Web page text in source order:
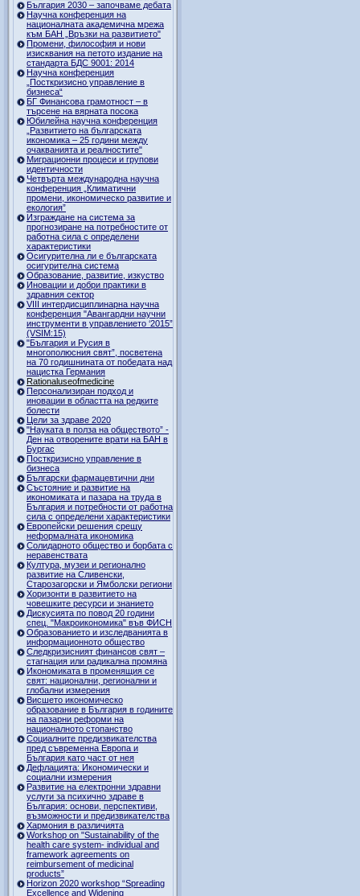
България 2030 – започваме дебата
Научна конференция на
националната академична мрежа
към БАН „Връзки на развитието"
Промени, философия и нови
изисквания на петото издание на
стандарта БДС 9001: 2014
Научна конференция
„Посткризисно управление в
бизнеса“
БГ Финансова грамотност – в
търсене на вярната посока
Юбилейна научна конференция
„Развитието на българската
икономика – 25 години между
очакванията и реалностите"
Миграционни процеси и групови
идентичности
Четвърта международна научна
конференция „Климатични
промени, икономическо развитие и
екология”
Изграждане на система за
прогнозиране на потребностите от
работна сила с определени
характеристики
Осигурителна ли е българската
осигурителна система
Образование, развитие, изкуство
Иновации и добри практики в
здравния сектор
VIII интердисциплинарна научна
конференция "Авангардни научни
инструменти в управлението ‘2015”
(VSIM:15)
"България и Русия в
многополюсния свят”, посветена
на 70 годишнината от победата над
нацистка Германия
Rationaluseofmedicine
Персонализиран подход и
иновации в областта на редките
болести
Цели за здраве 2020
"Науката в полза на обществото” -
Ден на отворените врати на БАН в
Бургас
Посткризисно управление в
бизнеса
Български фармацевтични дни
Състояние и развитие на
икономиката и пазара на труда в
България и потребности от работна
сила с определени характеристики
Европейски решения срещу
неформалната икономика
Солидарното общество и борбата с
неравенствата
Култура, музеи и регионално
развитие на Сливенски,
Старозагорски и Ямболски региони
Хоризонти в развитието на
човешките ресурси и знанието
Дискусията по повод 20 години
спец. "Макроикономика" във ФИСН
Образованието и изследванията в
информационното общество
Следкризисният финансов свят –
стагнация или радикална промяна
Икономиката в променящия се
свят: национални, регионални и
глобални измерения
Висшето икономическо
образование в България в годините
на пазарни реформи на
националното стопанство
Социалните предизвикателства
пред съвременна Европа и
България като част от нея
Дефлацията: Икономически и
социални измерения
Развитие на електронни здравни
услуги за психично здраве в
България: основи, перспективи,
възможности и предизвикателства
Хармония в различията
Workshop on "Sustainability of the
health care system- individual and
framework agreements on
reimbursement of medicinal
products”
Horizon 2020 workshop “Spreading
Excellence and Widening